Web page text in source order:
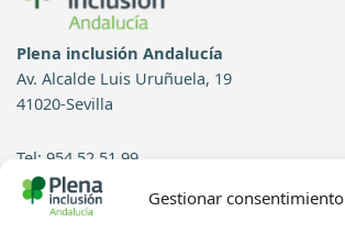
Gestionar consentimiento
Plena inclusión Andalucía
Av. Alcalde Luis Uruñuela, 19
41020-Sevilla
Tel: 954 52 51 99
Contacto